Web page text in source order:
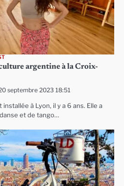
argentine à la Croix-
septembre 2023 18:51
installée à Lyon, il y a 6 ans. Elle a
et de tango…